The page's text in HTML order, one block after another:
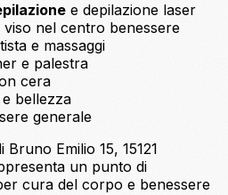
e depilazione laser
viso nel centro benessere
e massaggi
e palestra
cera
bellezza
generale
Bruno Emilio 15, 15121
un punto di
cura del corpo e benessere